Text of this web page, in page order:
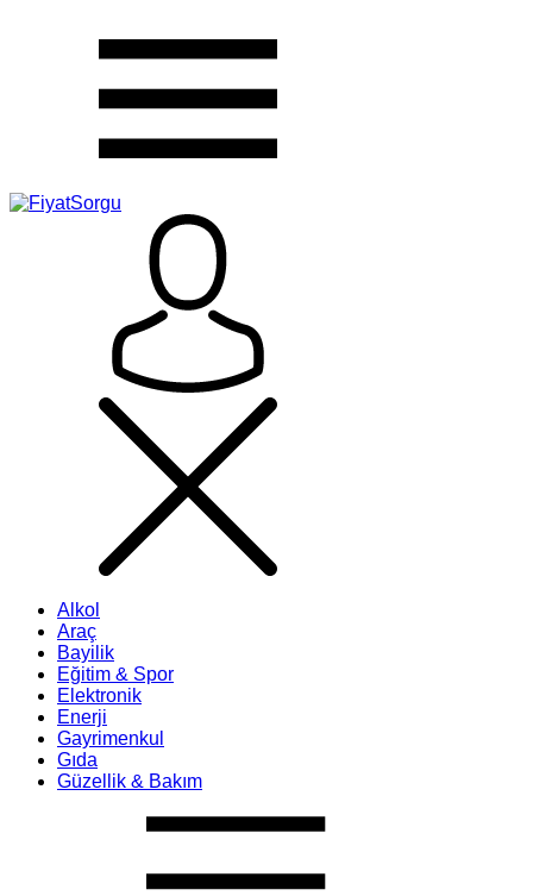
Alkol
Araç
Bayilik
Eğitim & Spor
Elektronik
Enerji
Gayrimenkul
Gıda
Güzellik & Bakım